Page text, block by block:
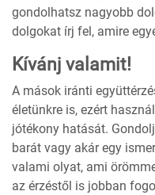
gondolhatsz nagyobb
dolgokat írj fel, amire
Kívánj valamit!
A mások iránti
életünkre is, ezért
jótékony hatását.
barát vagy akár egy
valami olyat, ami
az érzéstől is jobban